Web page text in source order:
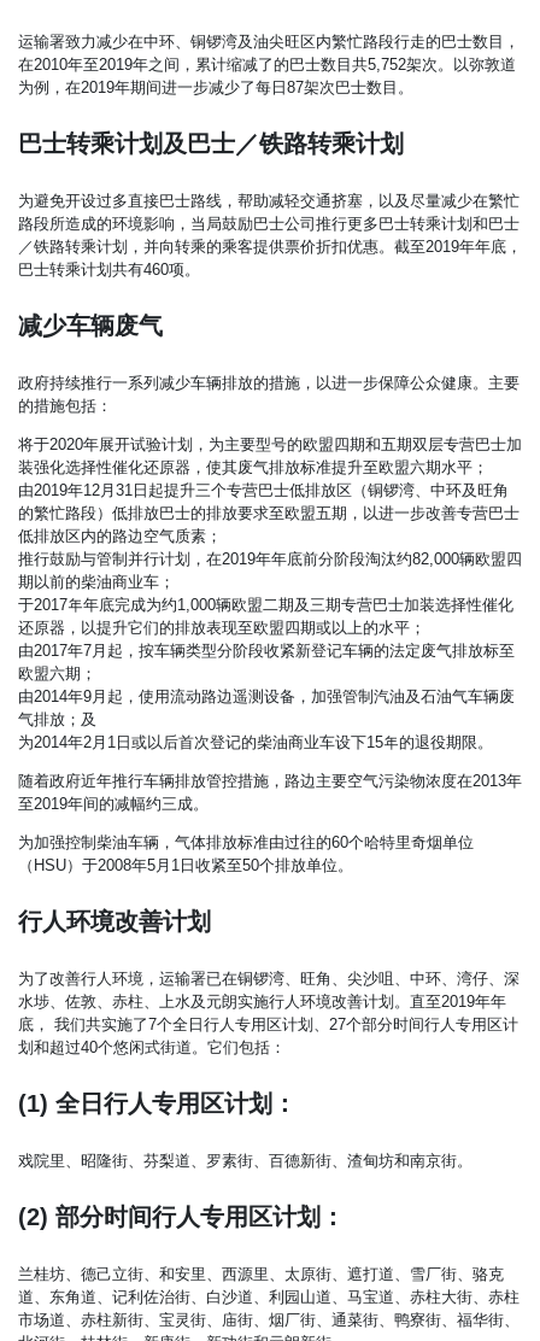
运输署致力减少在中环、铜锣湾及油尖旺区内繁忙路段行走的巴士数目，
在2010年至2019年之间，累计缩减了的巴士数目共5,752架次。以弥敦道
为例，在2019年期间进一步减少了每日87架次巴士数目。
巴士转乘计划及巴士／铁路转乘计划
为避免开设过多直接巴士路线，帮助减轻交通挤塞，以及尽量减少在繁忙
路段所造成的环境影响，当局鼓励巴士公司推行更多巴士转乘计划和巴士
／铁路转乘计划，并向转乘的乘客提供票价折扣优惠。截至2019年年底，
巴士转乘计划共有460项。
减少车辆废气
政府持续推行一系列减少车辆排放的措施，以进一步保障公众健康。主要
的措施包括：
将于2020年展开试验计划，为主要型号的欧盟四期和五期双层专营巴士加
装强化选择性催化还原器，使其废气排放标准提升至欧盟六期水平；
由2019年12月31日起提升三个专营巴士低排放区（铜锣湾、中环及旺角
的繁忙路段）低排放巴士的排放要求至欧盟五期，以进一步改善专营巴士
低排放区内的路边空气质素；
推行鼓励与管制并行计划，在2019年年底前分阶段淘汰约82,000辆欧盟四
期以前的柴油商业车；
于2017年年底完成为约1,000辆欧盟二期及三期专营巴士加装选择性催化
还原器，以提升它们的排放表现至欧盟四期或以上的水平；
由2017年7月起，按车辆类型分阶段收紧新登记车辆的法定废气排放标至
欧盟六期；
由2014年9月起，使用流动路边遥测设备，加强管制汽油及石油气车辆废
气排放；及
为2014年2月1日或以后首次登记的柴油商业车设下15年的退役期限。
随着政府近年推行车辆排放管控措施，路边主要空气污染物浓度在2013年
至2019年间的减幅约三成。
为加强控制柴油车辆，气体排放标准由过往的60个哈特里奇烟单位
（HSU）于2008年5月1日收紧至50个排放单位。
行人环境改善计划
为了改善行人环境，运输署已在铜锣湾、旺角、尖沙咀、中环、湾仔、深
水埗、佐敦、赤柱、上水​​及元朗实施行人环境改善计划。直至2019年年
底， 我们共实施了7个全日行人专用区计划、27个部分时间行人专用区计
划和超过40个悠闲式街道。它们包括：
(1) 全日行人专用区计划：
戏院里、昭隆街、芬梨道、罗素街、百德新街、渣甸坊和南京街。
(2) 部分时间行人专用区计划：
兰桂坊、德己立街、和安里、西源里、太原街、遮打道、雪厂街、骆克
道、东角道、记利佐治街、白沙道、利园山道、马宝道、赤柱大街、赤柱
市场道、赤柱新街、宝灵街、庙街、烟厂街、通菜街、鸭寮街、福华街、